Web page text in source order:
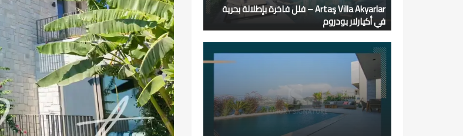
Artaş Villa Akyarlar – فلل فاخرة بإطلالة بحرية
في أكيارلار بودروم